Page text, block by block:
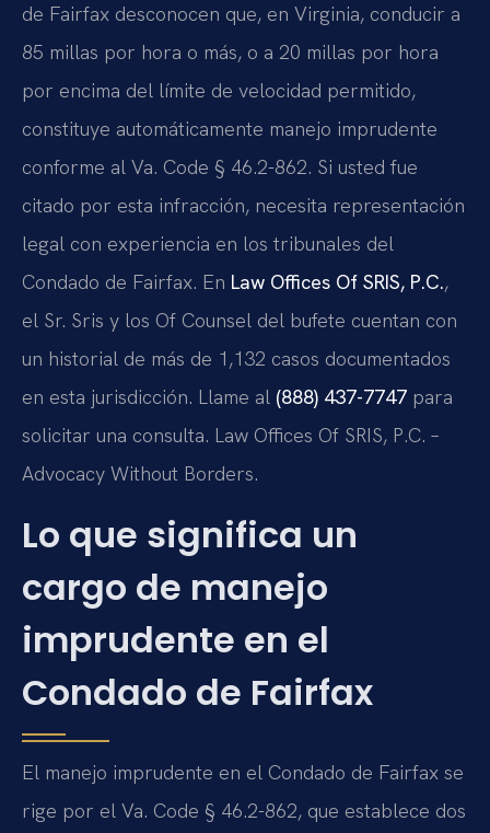
de Fairfax desconocen que, en Virginia, conducir a
85 millas por hora o más, o a 20 millas por hora
por encima del límite de velocidad permitido,
constituye automáticamente manejo imprudente
conforme al Va. Code § 46.2-862. Si usted fue
citado por esta infracción, necesita representación
legal con experiencia en los tribunales del
Condado de Fairfax. En Law Offices Of SRIS, P.C.,
el Sr. Sris y los Of Counsel del bufete cuentan con
un historial de más de 1,132 casos documentados
en esta jurisdicción. Llame al (888) 437-7747 para
solicitar una consulta. Law Offices Of SRIS, P.C. –
Advocacy Without Borders.
Lo que significa un
cargo de manejo
imprudente en el
Condado de Fairfax
El manejo imprudente en el Condado de Fairfax se
rige por el Va. Code § 46.2-862, que establece dos